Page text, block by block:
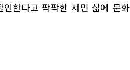
한다고 팍팍한 서민 삶에 문